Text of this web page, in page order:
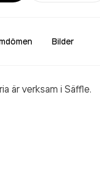
Bilder
är verksam i Säffle.